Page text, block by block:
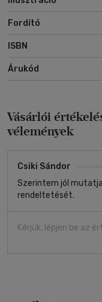
Fordító
ISBN
Árukód
Vásárlói
vélemények
Csiki Sándor
Szerintem jól
rendeltetését.
Kérjük, lépjen be az